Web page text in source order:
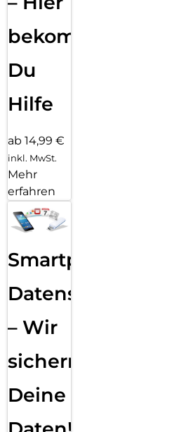
bekommst
Du
Hilfe
ab 14,99 €
inkl. MwSt.
Mehr
erfahren
Smartphone
Datensicherung
– Wir
sichern
Deine